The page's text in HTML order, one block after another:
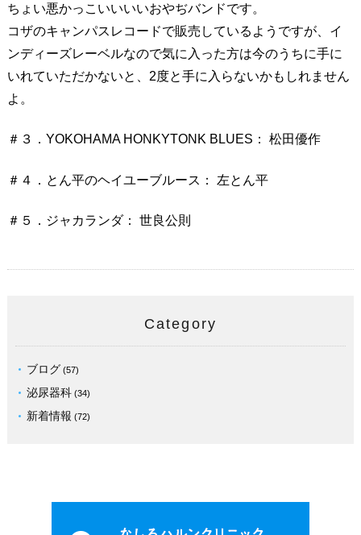
ちょい悪かっこいいいいおやぢバンドです。
コザのキャンパスレコードで販売しているようですが、イ
ンディーズレーベルなので気に入った方は今のうちに手に
いれていただかないと、2度と手に入らないかもしれません
よ。
＃３．YOKOHAMA HONKYTONK BLUES： 松田優作
＃４．とん平のヘイユーブルース： 左とん平
＃５．ジャカランダ： 世良公則
Category
ブログ (57)
泌尿器科(34)
新着情報 (72)